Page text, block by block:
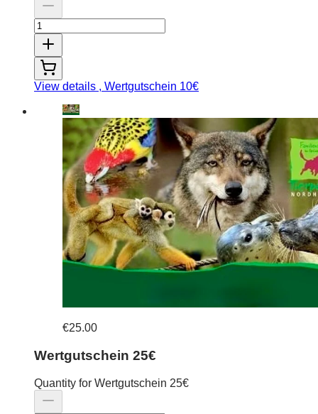
View details , Wertgutschein 10€
€25.00
Wertgutschein 25€
Quantity for Wertgutschein 25€